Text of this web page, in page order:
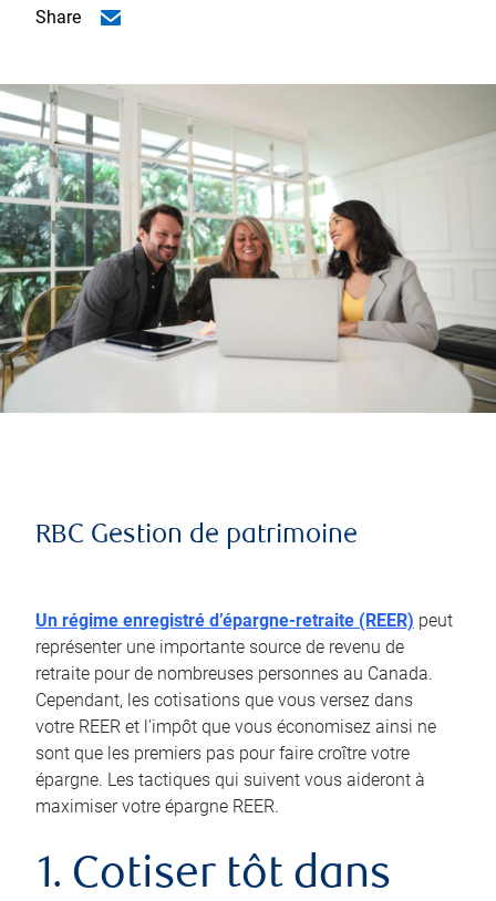
Share
RBC Gestion de patrimoine
Un régime enregistré d’épargne-retraite (REER) peut
représenter une importante source de revenu de
retraite pour de nombreuses personnes au Canada.
Cependant, les cotisations que vous versez dans
votre REER et l’impôt que vous économisez ainsi ne
sont que les premiers pas pour faire croître votre
épargne. Les tactiques qui suivent vous aideront à
maximiser votre épargne REER.
1. Cotiser tôt dans